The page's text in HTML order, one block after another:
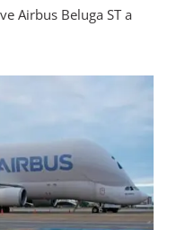
Airbus Beluga ST a